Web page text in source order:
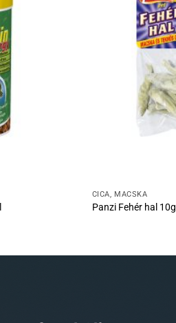
CICA, MACSKA
Panzi Fehér hal 10g